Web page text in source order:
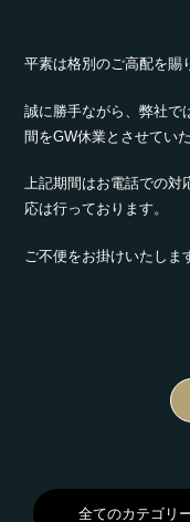
平素は格別のご高配を賜
誠に勝手ながら、弊社で
間をGW休業とさせてい
上記期間はお電話での対
応は行っております。
ご不便をお掛けいたしま
全てのカテゴリ